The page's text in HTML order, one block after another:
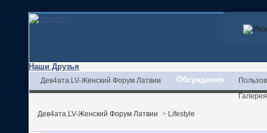
Наши Друзья
Дев4ата.LV-Женский Форум Латвии Обсуждения
Галерея
Дев4ата.LV-Женский Форум Латвии > Lifestyle